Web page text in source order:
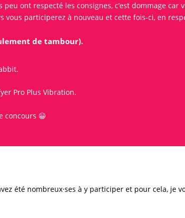
ont respecté les consignes, c’est dommage car
vous participerez à nouveau et cette fois-ci, en
de tambour).
Pro Plus Vibration.
concours 😀
été nombreux·ses à y participer et pour cela, je